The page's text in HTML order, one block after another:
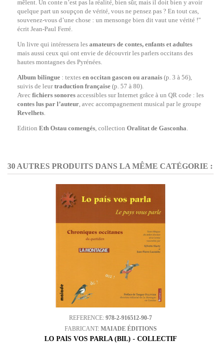
mêlent. Un conte n’est pas la réalité, bien sûr, mais il doit bien y avoir
quelque part un soupçon de vérité, vous ne pensez pas ? En tout cas,
souvenez-vous d’une chose : un mensonge bien dit vaut une vérité !"
écrit Jean-Paul Ferré.
Un livre qui intéressera les amateurs de contes, enfants et adultes
mais aussi ceux qui ont envie de découvrir les parlers occitans des
hautes montagnes des Pyrénées.
Album bilingue : textes en occitan gascon ou aranais (p. 3 à 56),
suivis de leurtraduction française (p. 57 à 80).
Avec fichiers sonores accessibles sur Internet grâce à un QR code : les
contes lus par l’auteur, avec accompagnement musical par le groupe
Revelhets.
Edition Eth Ostau comengés, collection Oralitat de Gasconha.
30 AUTRES PRODUITS DANS LA MÊME CATÉGORIE :
REFERENCE: 978-2-916512-90-7
FABRICANT: MAIADE ÉDITIONS
LO PAÍS VOS PARLA (BIL) - COLLECTIF